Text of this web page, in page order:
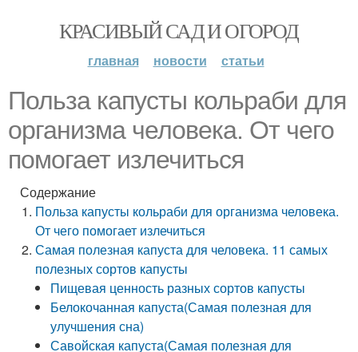
КРАСИВЫЙ САД И ОГОРОД
главная новости статьи
Польза капусты кольраби для
организма человека. От чего
помогает излечиться
Содержание
Польза капусты кольраби для организма человека.
От чего помогает излечиться
Самая полезная капуста для человека. 11 самых
полезных сортов капусты
Пищевая ценность разных сортов капусты
Белокочанная капуста(Самая полезная для
улучшения сна)
Савойская капуста(Самая полезная для